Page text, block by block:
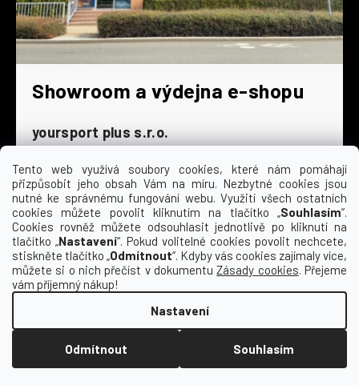
Tento web využívá soubory cookies, které nám pomáhají
přizpůsobit jeho obsah Vám na míru. Nezbytné cookies jsou
nutné ke správnému fungování webu. Využití všech ostatních
cookies můžete povolit kliknutím na tlačítko „Souhlasím“.
Cookies rovněž můžete odsouhlasit jednotlivě po kliknutí na
tlačítko „Nastavení“. Pokud volitelné cookies povolit nechcete,
stiskněte tlačítko „Odmítnout“. Kdyby vás cookies zajímaly více,
můžete si o nich přečíst v dokumentuZásady cookies. Přejeme
vám příjemný nákup!
Nastavení
Odmítnout Souhlasím
Showroom a výdejna e-shopu
yoursport plus s.r.o.
Dyjská 845/4
196 00 Praha 9 - Čakovice
Po - Čt
9:00 - 16:30
Pá
9:00 - 15:30
So
zavřeno
Ne
zavřeno
Vytvořil Shoptet
Copyright 2026
Kempa | yoursport. Všechna
práva vyhrazena.Upravit nastavení cookies